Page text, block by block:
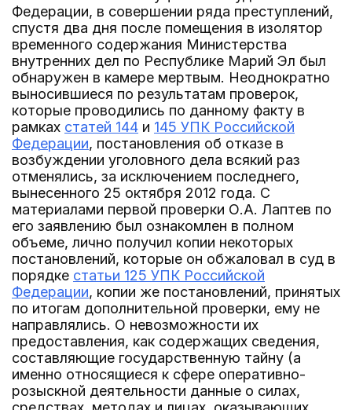
Федерации, в совершении ряда преступлений,
спустя два дня после помещения в изолятор
временного содержания Министерства
внутренних дел по Республике Марий Эл был
обнаружен в камере мертвым. Неоднократно
выносившиеся по результатам проверок,
которые проводились по данному факту в
рамках статей 144 и 145 УПК Российской
Федерации, постановления об отказе в
возбуждении уголовного дела всякий раз
отменялись, за исключением последнего,
вынесенного 25 октября 2012 года. С
материалами первой проверки О.А. Лаптев по
его заявлению был ознакомлен в полном
объеме, лично получил копии некоторых
постановлений, которые он обжаловал в суд в
порядке статьи 125 УПК Российской
Федерации, копии же постановлений, принятых
по итогам дополнительной проверки, ему не
направлялись. О невозможности их
предоставления, как содержащих сведения,
составляющие государственную тайну (а
именно относящиеся к сфере оперативно-
розыскной деятельности данные о силах,